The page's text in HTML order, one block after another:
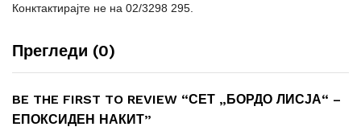
Конктактирајте не на 02/3298 295.
Прегледи (0)
BE THE FIRST TO REVIEW “СЕТ „БОРДО ЛИСЈА“ –
ЕПОКСИДЕН НАКИТ”